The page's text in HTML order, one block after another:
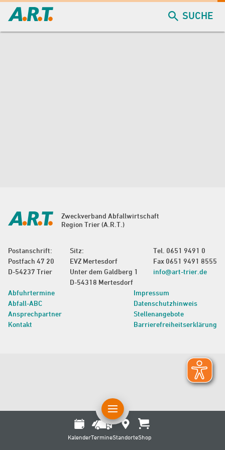
SUCHE
Zweckverband Abfallwirtschaft
Region Trier (A.R.T.)
Postanschrift:
Postfach 47 20
D-54237 Trier
Sitz:
EVZ Mertesdorf
Unter dem Galdberg 1
D-54318 Mertesdorf
Tel. 0651 9491 0
Fax 0651 9491 8555
info@art-trier.de
Abfuhrtermine
Abfall-ABC
Ansprechpartner
Kontakt
Impressum
Datenschutzhinweis
Stellenangebote
Barrierefreiheitserklärung
KalenderTermineStandorteShop